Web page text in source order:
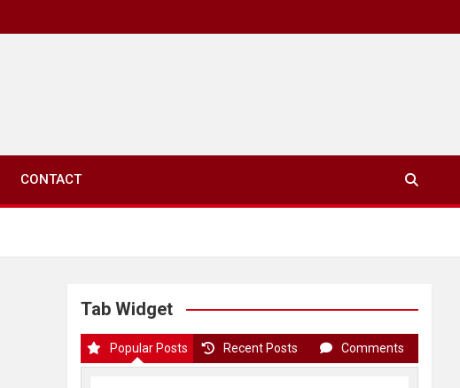
CONTACT
Tab Widget
Popular Posts Recent Posts Comments